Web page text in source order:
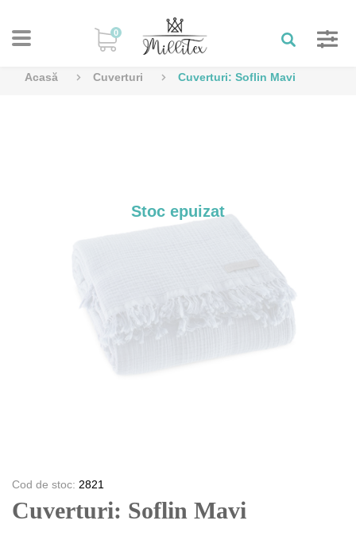
0
Acasă Cuverturi Cuverturi: Soflin Mavi
Stoc epuizat
Cod de stoc: 2821
Cuverturi: Soflin Mavi